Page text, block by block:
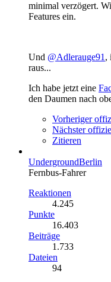
minimal verzögert.
Features ein.
Und @Adlerauge91 ,
raus...
Ich habe jetzt eine
den Daumen nach
Vorheriger
Nächster
Zitieren
UndergroundBerlin
Fernbus-Fahrer
Reaktionen
4.245
Punkte
16.403
Beiträge
1.733
Dateien
94